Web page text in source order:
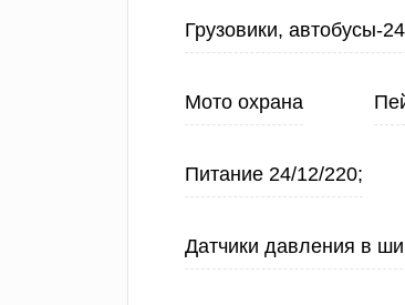
Грузовики, автобусы-
Мото охрана
Питание 24/12/220;
Датчики давления в